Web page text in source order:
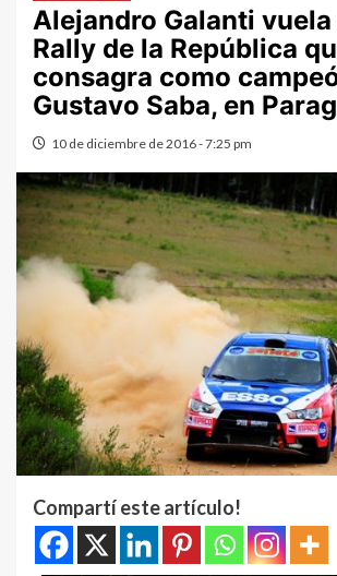
Alejandro Galanti vuela
Rally de la República
consagra como
Gustavo Saba, en
10 de diciembre de 2016 - 7:25 pm
Compartí este artículo!